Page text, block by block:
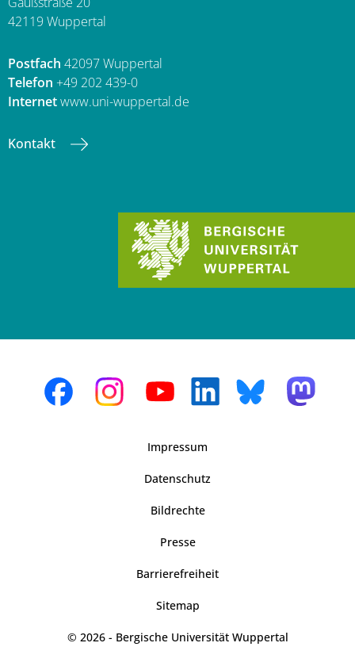
42119 Wuppertal
Postfach 42097 Wuppertal
Telefon +49 202 439-0
Internetwww.uni-wuppertal.de
Kontakt
Impressum
Datenschutz
Bildrechte
Presse
Barrierefreiheit
Sitemap
© 2026 - Bergische Universität Wuppertal